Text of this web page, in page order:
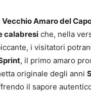
Vecchio Amaro del
calabresi che, nella
i visitatori
, il primo amaro
originale degli anni
il sapore